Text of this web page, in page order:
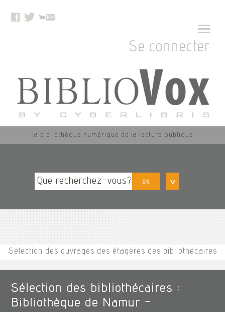
Se connecter
la bibliothèque numérique de la lecture publique
OK
Selection des ouvrages des étagères des bibliothécaires
Sélection des bibliothécaires :
Bibliothèque de Namur -